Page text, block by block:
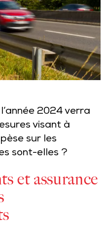
2024 verra
visant à
sur les
sont-elles ?
et assurance